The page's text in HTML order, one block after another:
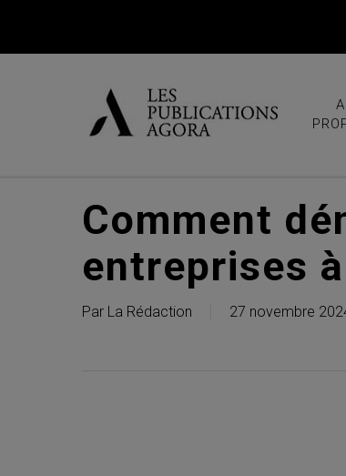
A
Comment
entreprises
Par La Rédaction 27 novembre